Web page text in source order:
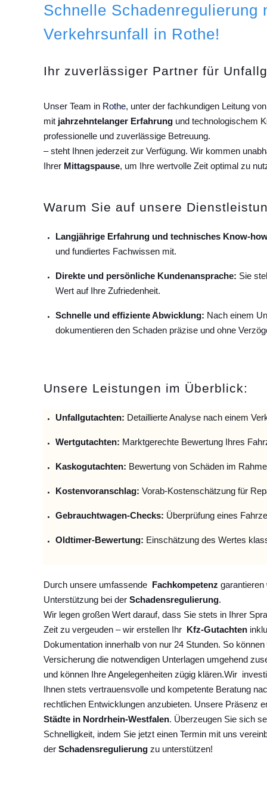
Schnelle Schadenregulierung
Verkehrsunfall in Rothe!
Ihr zuverlässiger Partner für
Unser Team in Rothe, unter der fachkundigen Leitung
mit jahrzehntelanger Erfahrung und technologischem
professionelle und zuverlässige Betreuung.
– steht Ihnen jederzeit zur Verfügung. Wir kommen
Ihrer Mittagspause, um Ihre wertvolle Zeit optimal zu
Warum Sie auf unsere
Langjährige Erfahrung und technisches Know-
und fundiertes Fachwissen mit.
Direkte und persönliche Kundenansprache: Sie
Wert auf Ihre Zufriedenheit.
Schnelle und effiziente Abwicklung: Nach einem
dokumentieren den Schaden präzise und ohne
Unsere Leistungen im Überblick:
Unfallgutachten: Detaillierte Analyse nach einem
Wertgutachten: Marktgerechte Bewertung Ihres
Kaskogutachten: Bewertung von Schäden im
Kostenvoranschlag: Vorab-Kostenschätzung für
Gebrauchtwagen-Checks: Überprüfung eines
Oldtimer-Bewertung: Einschätzung des Wertes
Durch unsere umfassende Fachkompetenz garantieren
Unterstützung bei der Schadensregulierung.
Wir legen großen Wert darauf, dass Sie stets in Ihrer
Zeit zu vergeuden – wir erstellen Ihr
Kfz-Gutachten
Dokumentation innerhalb von nur 24 Stunden. So
Versicherung die notwendigen Unterlagen umgehend
und können Ihre Angelegenheiten zügig klären.Wir
Ihnen stets vertrauensvolle und kompetente Beratung
rechtlichen Entwicklungen anzubieten. Unsere Präsenz
Städte in Nordrhein-Westfalen. Überzeugen Sie sich
Schnelligkeit, indem Sie jetzt einen Termin mit uns
der Schadensregulierung zu unterstützen!